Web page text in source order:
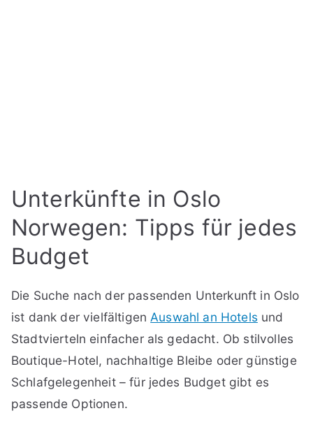
Unterkünfte in Oslo
Norwegen: Tipps für jedes
Budget
Die Suche nach der passenden Unterkunft in Oslo
ist dank der vielfältigen Auswahl an Hotelsund
Stadtvierteln einfacher als gedacht. Ob stilvolles
Boutique-Hotel, nachhaltige Bleibe oder günstige
Schlafgelegenheit – für jedes Budget gibt es
passende Optionen.